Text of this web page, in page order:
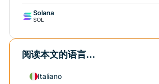
Solana
SOL
阅读本文的语言...
Italiano